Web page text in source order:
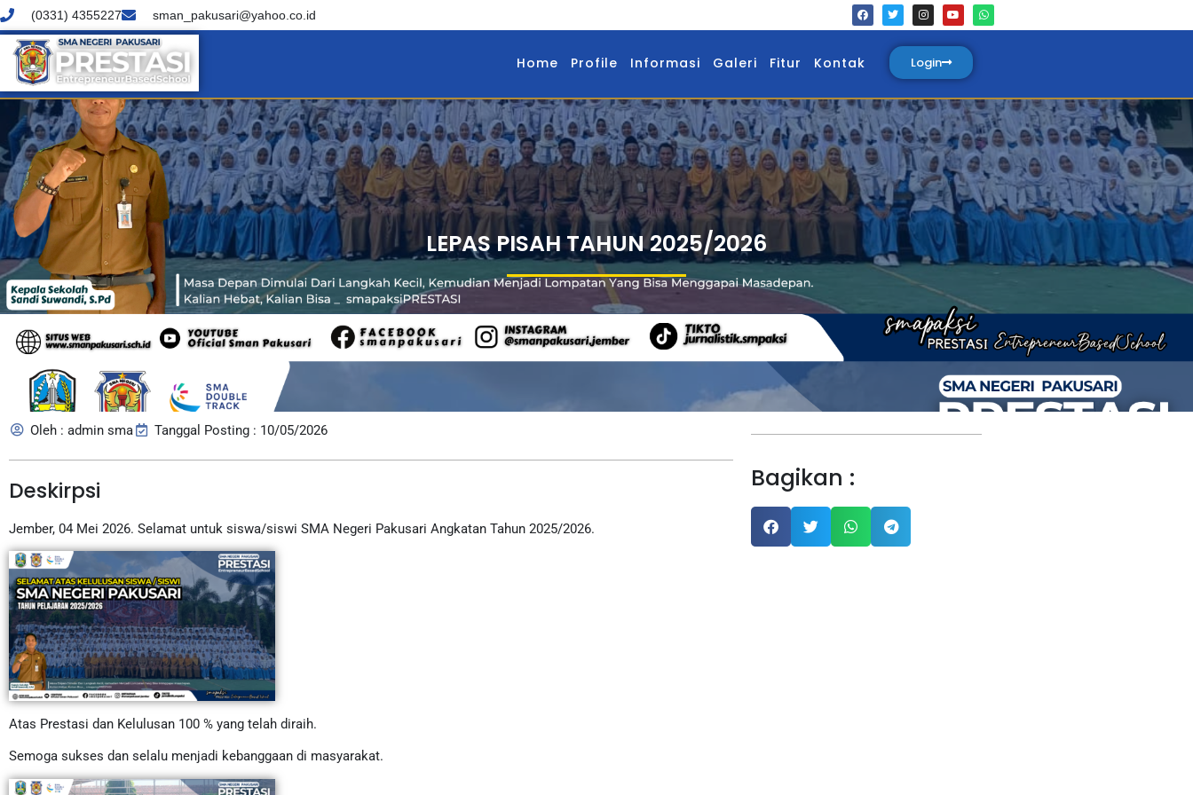
(0331) 4355227 sman_pakusari@yahoo.co.id
Home Profile Informasi Galeri Fitur Kontak Login
LEPAS PISAH TAHUN 2025/2026
Oleh : admin sma Tanggal Posting : 10/05/2026
Deskirpsi
Jember, 04 Mei 2026. Selamat untuk siswa/siswi SMA Negeri Pakusari Angkatan Tahun 2025/2026.
Atas Prestasi dan Kelulusan 100 % yang telah diraih.
Semoga sukses dan selalu menjadi kebanggaan di masyarakat.
Bagikan :